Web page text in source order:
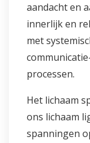
aandacht en
innerlijk en
met
processen.
Het lichaam
ons lichaam
spanningen